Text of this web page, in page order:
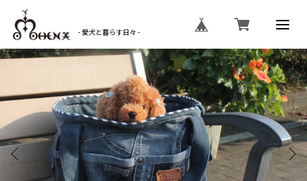
- 愛犬と暮らす日々 -